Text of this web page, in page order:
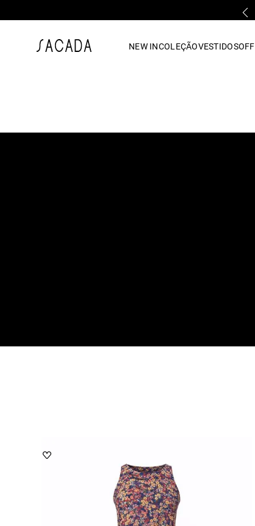
NEW INCOLEÇÃOVESTIDOSOFF
vestido midi
7º macacão